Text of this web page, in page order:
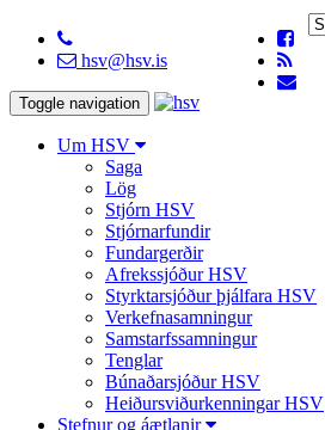
hsv@hsv.is
Toggle navigation
Um HSV
Saga
Lög
Stjórn HSV
Stjórnarfundir
Fundargerðir
Afrekssjóður HSV
Styrktarsjóður þjálfara HSV
Verkefnasamningur
Samstarfssamningur
Tenglar
Búnaðarsjóður HSV
Heiðursviðurkenningar HSV
Stefnur og áætlanir